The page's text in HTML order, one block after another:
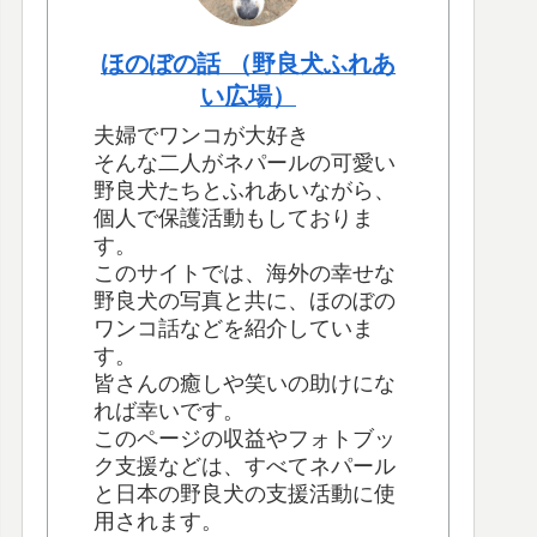
ほのぼの話 （野良犬ふれあ
い広場）
夫婦でワンコが大好き
そんな二人がネパールの可愛い
野良犬たちとふれあいながら、
個人で保護活動もしておりま
す。
このサイトでは、海外の幸せな
野良犬の写真と共に、ほのぼの
ワンコ話などを紹介していま
す。
皆さんの癒しや笑いの助けにな
れば幸いです。
このページの収益やフォトブッ
ク支援などは、すべてネパール
と日本の野良犬の支援活動に使
用されます。